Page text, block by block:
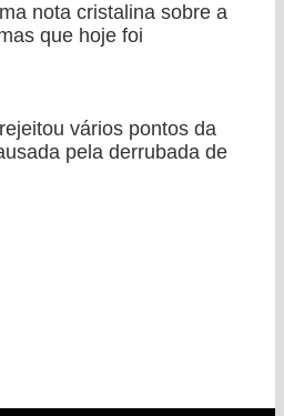
nota cristalina sobre a
que hoje foi
vários pontos da
pela derrubada de